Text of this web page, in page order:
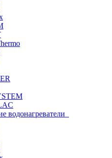
водонагреватели